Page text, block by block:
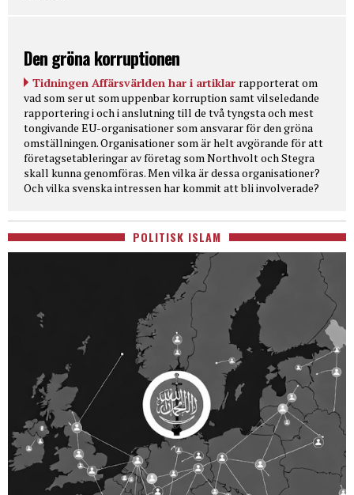
Den gröna korruptionen
Tidningen Affärsvärlden har i artiklar rapporterat om
vad som ser ut som uppenbar korruption samt vilseledande
rapportering i och i anslutning till de två tyngsta och mest
tongivande EU-organisationer som ansvarar för den gröna
omställningen. Organisationer som är helt avgörande för att
företagsetableringar av företag som Northvolt och Stegra
skall kunna genomföras. Men vilka är dessa organisationer?
Och vilka svenska intressen har kommit att bli involverade?
POLITISK ISLAM